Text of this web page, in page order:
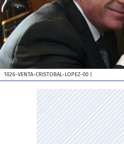
1026-VENTA-CRISTOBAL-LOPEZ-00